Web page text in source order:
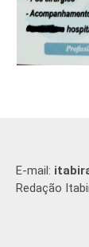
E-mail:
Redação